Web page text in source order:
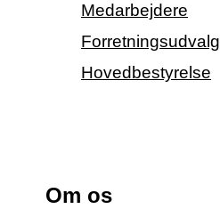
Medarbejdere
Forretningsudvalg
Hovedbestyrelse
Om os